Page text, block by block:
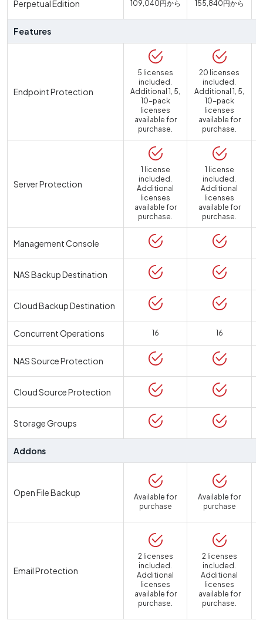
Perpetual Edition 109,040円から 155,840円から
Features
Endpoint Protection
5 licenses
included.
Additional 1, 5,
10-pack
licenses
available for
purchase.
20 licenses
included.
Additional 1, 5,
10-pack
licenses
available for
purchase.
Server Protection
1 license
included.
Additional
licenses
available for
purchase.
1 license
included.
Additional
licenses
available for
purchase.
Management Console
NAS Backup Destination
Cloud Backup Destination
Concurrent Operations 16 16
NAS Source Protection
Cloud Source Protection
Storage Groups
Addons
Open File Backup
Available for
purchase
Available for
purchase
Email Protection
2 licenses
included.
Additional
licenses
available for
purchase.
2 licenses
included.
Additional
licenses
available for
purchase.